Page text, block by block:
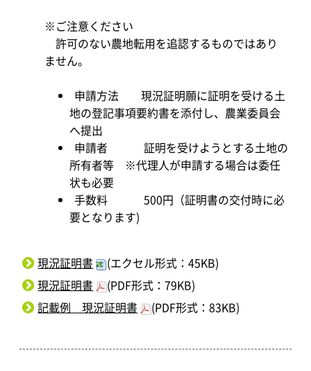
※ご注意ください
許可のない農地転用を追認するものではあり
ません。
申請方法 現況証明願に証明を受ける土
地の登記事項要約書を添付し、農業委員会
へ提出
申請者 証明を受けようとする土地の
所有者等 ※代理人が申請する場合は委任
状も必要
手数料 500円（証明書の交付時に必
要となります)
現況証明書
(エクセル形式：45KB)
現況証明書
(PDF形式：79KB)
記載例 現況証明書
(PDF形式：83KB)